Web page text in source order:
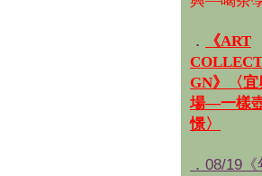
．
《ART
GN》〈
場—一樣
憬〉
．08/19